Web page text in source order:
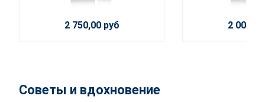
2 750,00 руб 2
Советы и вдохновение